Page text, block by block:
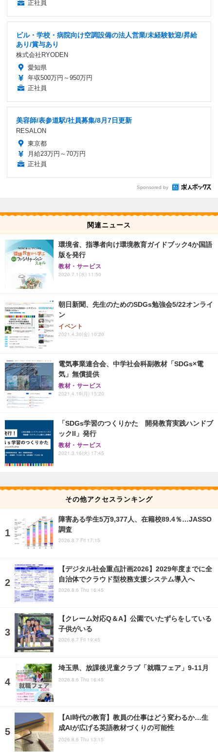
正社員
ビル・学校・病院向け空調設備の法人営業/未経験歓迎/昇給
あり/賞与あり
株式会社RYODEN
愛知県
年収500万円～950万円
正社員
美容師/表参道駅/社員募集/8月7日更新
RESALON
東京都
月給23万円～70万円
正社員
Sponsored by
関連ニュース
環境省、指導者向け環境教育ガイドブック4か国語
版を発行
教材・サービス
2020.7.1(水) 11:50
朝日新聞、先生のためのSDGs勉強会5/22オンライ
ン
イベント
2021.4.30(金) 10:20
電気事業連合会、中学社会科副教材「SDGs×電
気」無償提供
教材・サービス
2021.4.19(月) 15:20
「SDGs学習のつくりかた 開発教育実践ハンドブ
ックII」発行
教材・サービス
2021.3.16(火) 17:45
その他アクセスランキング
障害ある学生5万9,377人、在籍校89.4％…JASSO
調査
2026.8.7 Fri 17:15
【デジタル社会重点計画2026】2029年度までに全
自治体でクラウド型校務支援システム導入へ
2026.8.6 Thu 16:45
【クレーム対応Q＆A】公園でいたずらをしている
子供がいる
2026.8.7 Fri 19:45
埼玉県、放課後児童クラブ「就職フェア」9-11月
2026.8.6 Thu 16:45
【AI時代の教育】教員の仕事はどう変わるか…生
成AIが広げる英語教材づくりの可能性
2026.8.6 Thu 13:15